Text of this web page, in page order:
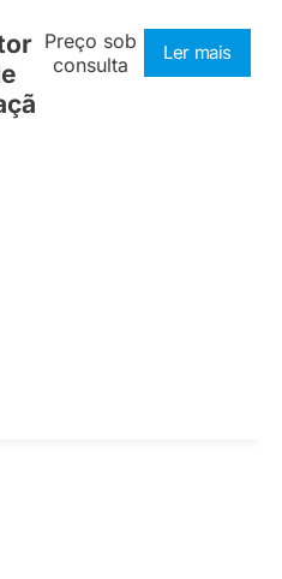
Preço sob
consulta
Ler mais